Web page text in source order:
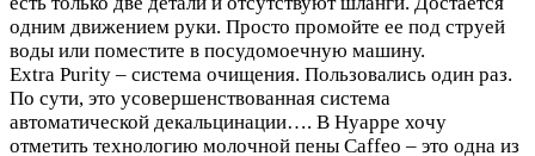
одним движением руки. Просто промойте ее под струей
воды или поместите в посудомоечную машину.
Extra Purity – система очищения. Пользовались один раз.
По сути, это усовершенствованная система
автоматической декальцинации…. В Нуарре хочу
отметить технологию молочной пены Caffeo – это одна из